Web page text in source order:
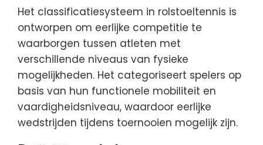
Het classificatiesysteem in rolstoeltennis is
ontworpen om eerlijke competitie te
waarborgen tussen atleten met
verschillende niveaus van fysieke
mogelijkheden. Het categoriseert spelers op
basis van hun functionele mobiliteit en
vaardigheidsniveau, waardoor eerlijke
wedstrijden tijdens toernooien mogelijk zijn.